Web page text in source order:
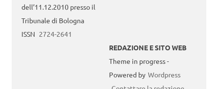
dell’11.12.2010 presso il
Tribunale di Bologna
ISSN 2724-2641
REDAZIONE E SITO WEB
Theme in progress -
Powered by Wordpress